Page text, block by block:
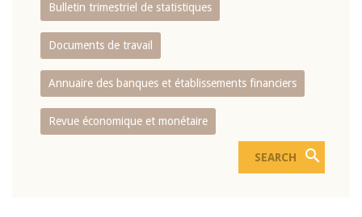
Bulletin trimestriel de statistiques
Documents de travail
Annuaire des banques et établissements financiers
Revue économique et monétaire